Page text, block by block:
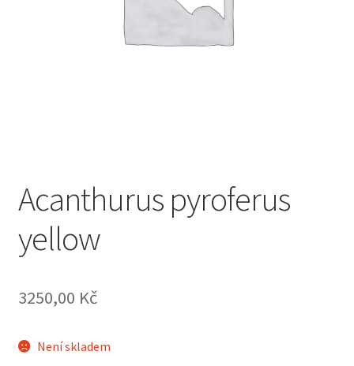
Acanthurus pyroferus
yellow
3250,00 Kč
Není skladem